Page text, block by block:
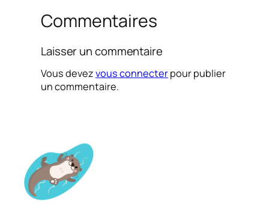
Commentaires
Laisser un commentaire
Vous devezvous connecterpour publier
un commentaire.